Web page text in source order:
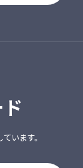
います。